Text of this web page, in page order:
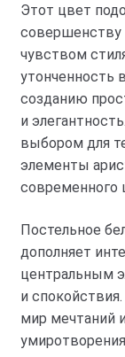
Этот цвет
чувством
утонченность
созданию
и
выбором для
элементы
современного
Постельное
дополняет
центральным
и
мир мечтаний